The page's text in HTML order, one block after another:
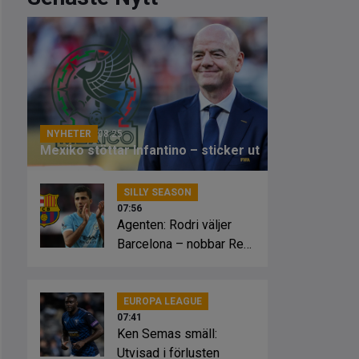
NYHETER 08:25
Mexiko stöttar Infantino – sticker ut
SILLY SEASON
07:56
Agenten: Rodri väljer
Barcelona – nobbar Real
EUROPA LEAGUE
07:41
Ken Semas smäll:
Utvisad i förlusten